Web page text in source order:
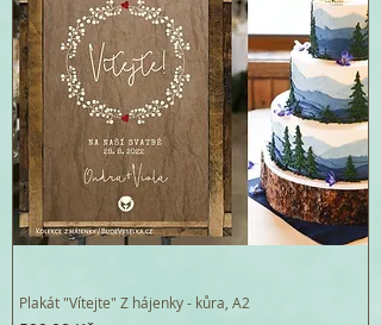
Plakát "Vítejte" Z hájenky - kůra, A2